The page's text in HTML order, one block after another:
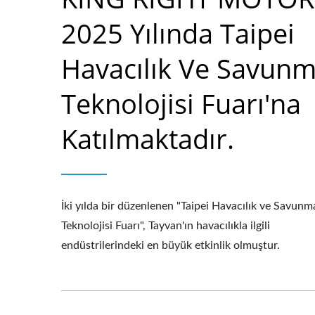
2025 Yılında Taipei
Havacılık Ve
Teknolojisi Fuarı'na
Katılmaktadır.
İki yılda bir düzenlenen "Taipei Havacılık ve
Teknolojisi Fuarı", Tayvan'ın havacılıkla ilgili
endüstrilerindeki en büyük etkinlik olmuştur.